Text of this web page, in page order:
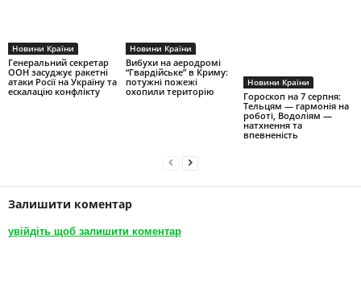
Новини Країни
Генеральний секретар
ООН засуджує ракетні
атаки Росії на Україну та
ескалацію конфлікту
Новини Країни
Вибухи на аеродромі
“Гвардійське” в Криму:
потужні пожежі
охопили територію
Новини Країни
Гороскоп на 7 серпня:
Тельцям — гармонія на
роботі, Водоліям —
натхнення та
впевненість
Залишити коментар
увійдіть щоб залишити коментар